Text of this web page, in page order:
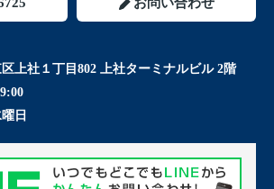
上社１丁目802 上社ターミナルビル 2階
日